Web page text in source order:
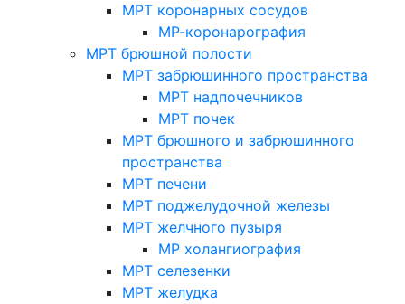
МРТ коронарных сосудов
МР-коронарография
МРТ брюшной полости
МРТ забрюшинного пространства
МРТ надпочечников
МРТ почек
МРТ брюшного и забрюшинного
пространства
МРТ печени
МРТ поджелудочной железы
МРТ желчного пузыря
МР холангиография
МРТ селезенки
МРТ желудка